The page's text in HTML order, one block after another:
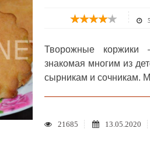
Творожные коржики
знакомая многим из
сырникам и сочникам.
21685 13.05.2020